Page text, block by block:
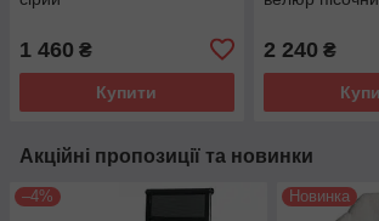
1 460 ₴
Купити
2 240 ₴
Акційні пропозиції та новинки
–4% Новинка